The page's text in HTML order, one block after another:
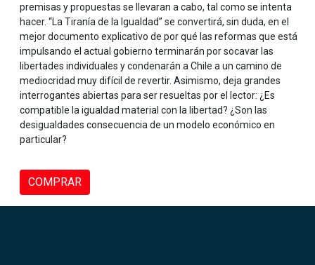
premisas y propuestas se llevaran a cabo, tal como se intenta
hacer. “La Tiranía de la Igualdad” se convertirá, sin duda, en el
mejor documento explicativo de por qué las reformas que está
impulsando el actual gobierno terminarán por socavar las
libertades individuales y condenarán a Chile a un camino de
mediocridad muy difícil de revertir. Asimismo, deja grandes
interrogantes abiertas para ser resueltas por el lector: ¿Es
compatible la igualdad material con la libertad? ¿Son las
desigualdades consecuencia de un modelo económico en
particular?
COMPRAR